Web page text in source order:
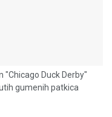
Duck Derby"
gumenih patkica